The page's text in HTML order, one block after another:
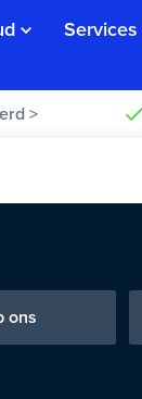
Services
>
ons